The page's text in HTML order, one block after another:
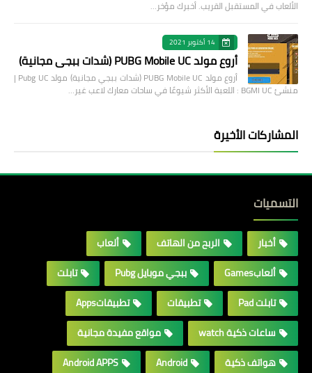
الألعاب في المستقبل القريب. أخبرك مؤخر…
14 أكتوبر 2021
أروع مولد PUBG Mobile UC (شدات ببجي مجانية)
أروع مولد PUBG Mobile UC (شدات ببجي مجانية) مولد Pubg UC |
منشئ BGMI UC : اللعبة الأكثر شيوعًا في ساحات معارك لاعب غير…
المشاركات الأخيرة
التسميات
أخبار الربح من الهاتف
ألعاب
ألعابGames
ببجي موبايل Pubg
تابلت
تابلت Pad
تطبيقات
تطبيقاتApps
ساعات ذكية watch
مواقع مفيدة مجانية
هواتف ذكية
Android
Android APPS